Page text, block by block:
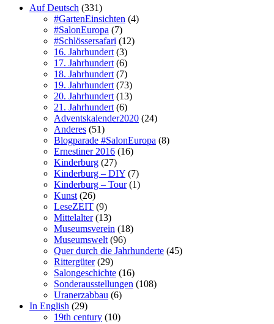
Auf Deutsch (331)
#GartenEinsichten (4)
#SalonEuropa (7)
#Schlössersafari (12)
16. Jahrhundert (3)
17. Jahrhundert (6)
18. Jahrhundert (7)
19. Jahrhundert (73)
20. Jahrhundert (13)
21. Jahrhundert (6)
Adventskalender2020 (24)
Anderes (51)
Blogparade #SalonEuropa (8)
Ernestiner 2016 (16)
Kinderburg (27)
Kinderburg – DIY (7)
Kinderburg – Tour(1)
Kunst (26)
LeseZEIT (9)
Mittelalter(13)
Museumsverein (18)
Museumswelt (96)
Quer durch die Jahrhunderte (45)
Rittergüter(29)
Salongeschichte (16)
Sonderausstellungen (108)
Uranerzabbau (6)
In English (29)
19th century (10)